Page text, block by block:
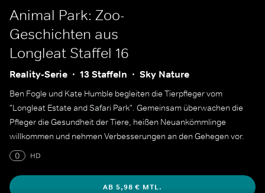
Animal Park: Zoo-
Geschichten aus
Longleat Staffel 16
Reality-Serie 13 Staffeln Sky Nature
Ben Fogle und Kate Humble begleiten die Tierpfleger vom
"Longleat Estate and Safari Park". Gemeinsam überwachen die
Pfleger die Gesundheit der Tiere, heißen Neuankömmlinge
willkommen und nehmen Verbesserungen an den Gehegen vor.
0
HD
AB 5,98 € MTL.